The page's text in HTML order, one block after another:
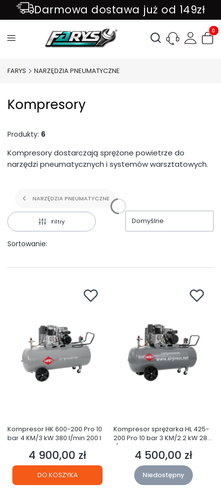
Darmowa dostawa już od 149zł
ZAPISZ SIĘ DO NEWSLETTER !!!
Otwórz
FARYS NARZĘDZIA PNEUMATYCZNE
Kompresory
Produkty: 6
Kompresory dostarczają sprężone powietrze do
narzędzi pneumatycznych i systemów warsztatowych.
NARZĘDZIA PNEUMATYCZNE
Filtry
Sortowanie:
Domyślne
Kompresor HK 600-200 Pro 10
bar 4 KM/3 kW 380 l/min 200 l
Cena
4 900,00 zł
DO KOSZYKA
Kompresor sprężarka HL 425-
200 Pro 10 bar 3 KM/2.2 kW 280
l/min 200 l
Cena
4 500,00 zł
Niedostępny